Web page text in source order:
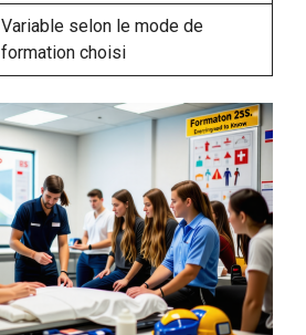
Variable selon le mode de
formation choisi